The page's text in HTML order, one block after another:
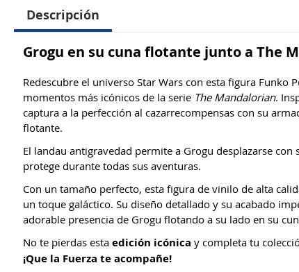
Descripción
Grogu en su cuna flotante junto a The
Redescubre el universo Star Wars con esta figura
momentos más icónicos de la serie The Mandalorian.
captura a la perfección al cazarrecompensas con su
flotante.
El landau antigravedad permite a Grogu desplazarse
protege durante todas sus aventuras.
Con un tamaño perfecto, esta figura de vinilo de alta
un toque galáctico. Su diseño detallado y su acabado
adorable presencia de Grogu flotando a su lado en su
No te pierdas esta edición icónica y completa tu
¡Que la Fuerza te acompañe!